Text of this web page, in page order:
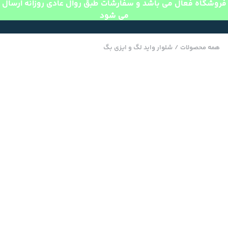
فروشگاه فعال می باشد و سفارشات طبق روال عادی روزانه ارسال
می شود
همه محصولات / شلوار واید لگ و ایزی بگ